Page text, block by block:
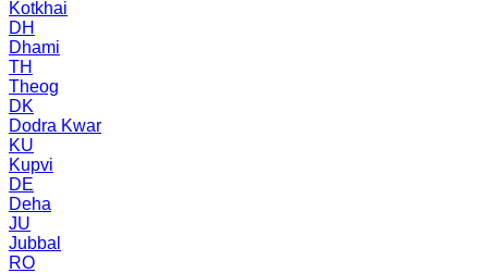
Kotkhai
DH
Dhami
TH
Theog
DK
Dodra Kwar
KU
Kupvi
DE
Deha
JU
Jubbal
RO